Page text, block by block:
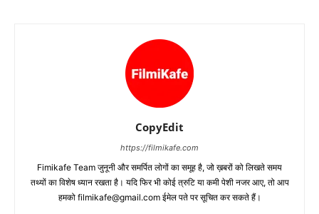
CopyEdit
https://filmikafe.com
Fimikafe Team जुनूनी और समर्पित लोगों का समूह है, जो ख़बरों को लिखते समय
तथ्‍यों का विशेष ध्‍यान रखता है। यदि फिर भी कोई त्रुटि या कमी पेशी नजर आए, तो आप
हमको filmikafe@gmail.com ईमेल पते पर सूचित कर सकते हैं।